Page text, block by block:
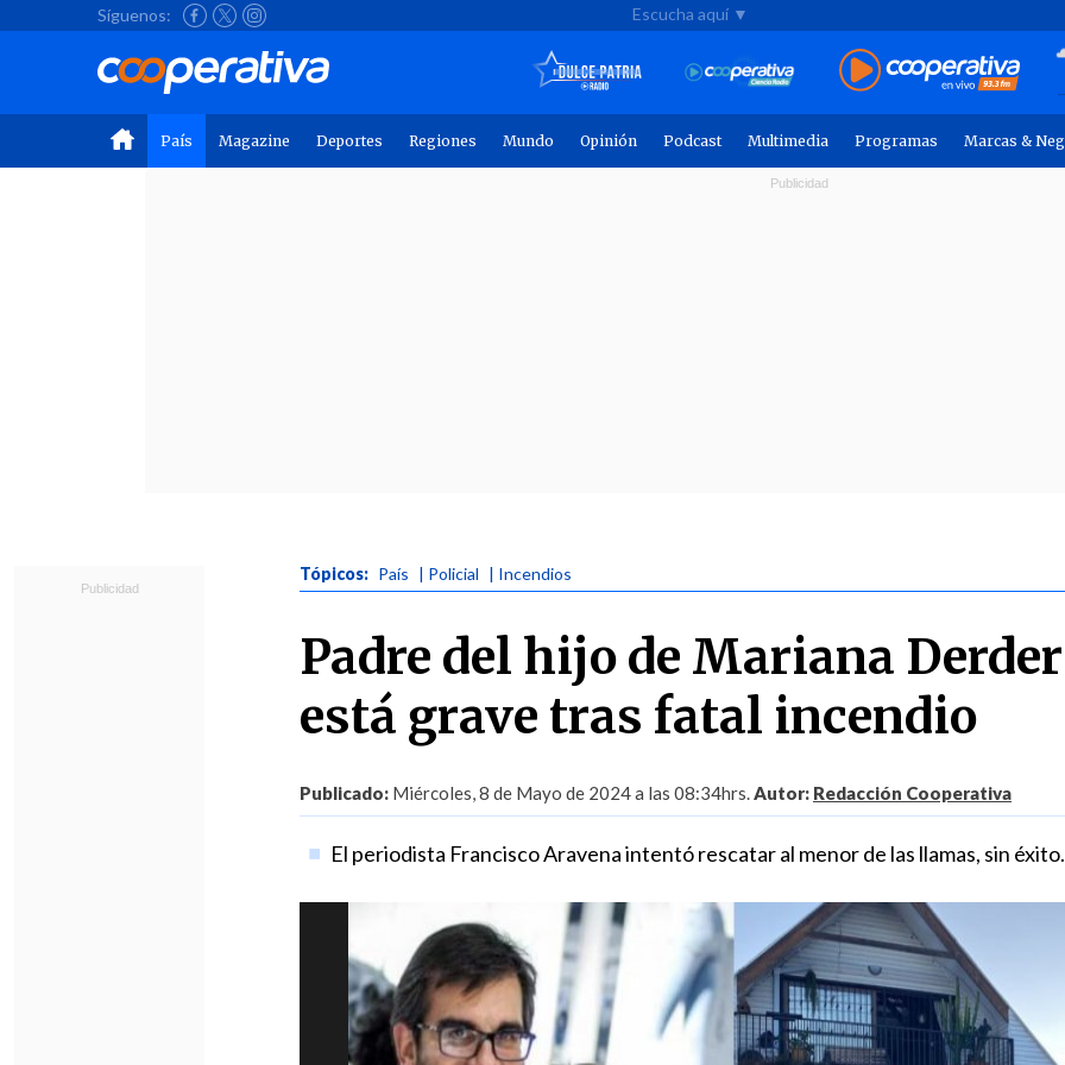
Síguenos: Escucha aquí ▼
País Magazine Deportes Regiones Mundo Opinión Podcast Multimedia Programas Marcas &
Tópicos: País | Policial | Incendios
Padre del hijo de Mariana
está grave tras fatal incendio
Publicado: Miércoles, 8 de Mayo de 2024 a las 08:34hrs.Autor: Redacción Cooperativa
El periodista Francisco Aravena intentó rescatar al menor de las llamas, sin éxito.